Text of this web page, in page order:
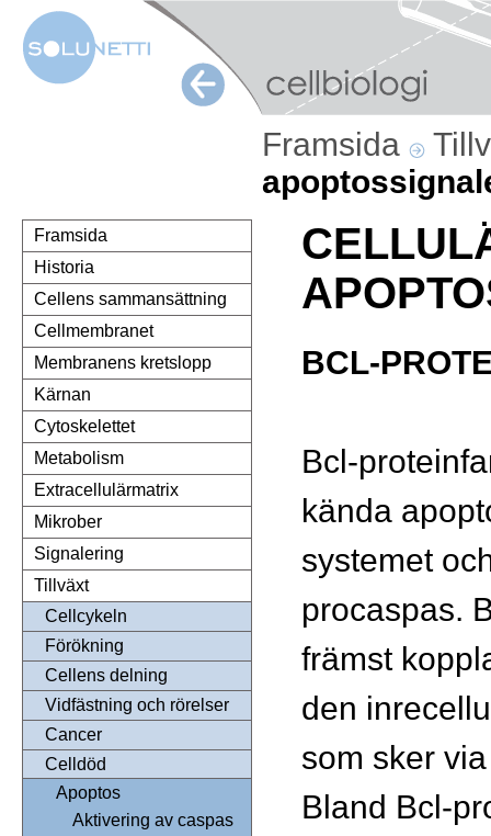
Framsida
Framsida
Historia
Cellens sammansättning
Cellmembranet
Membranens kretslopp
Kärnan
Cytoskelettet
Metabolism
Extracellulärmatrix
Mikrober
Signalering
Tillväxt
Cellcykeln
Förökning
Cellens delning
Vidfästning och rörelser
Cancer
Celldöd
Apoptos
Aktivering av caspas
BCL-
Bcl-
kända
systemet
procaspas.
främst
den
som sker
Bland Bcl-